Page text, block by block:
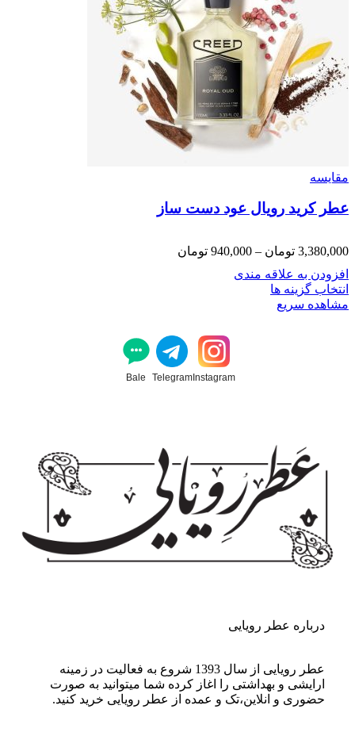
مقایسه
عطر کرید رویال عود دست ساز
3,380,000 تومان –
940,000 تومان
افزودن به علاقه مندی
انتخاب گزینه ها
مشاهده سریع
Instagram
Telegram
Bale
درباره عطر رویایی
عطر رویایی از سال 1393 شروع به فعالیت در زمینه
ارایشی و بهداشتی را اغاز کرده شما میتوانید به صورت
حضوری و انلاین،تک و عمده از عطر رویایی خرید کنید.